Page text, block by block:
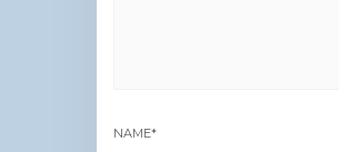
NAME*